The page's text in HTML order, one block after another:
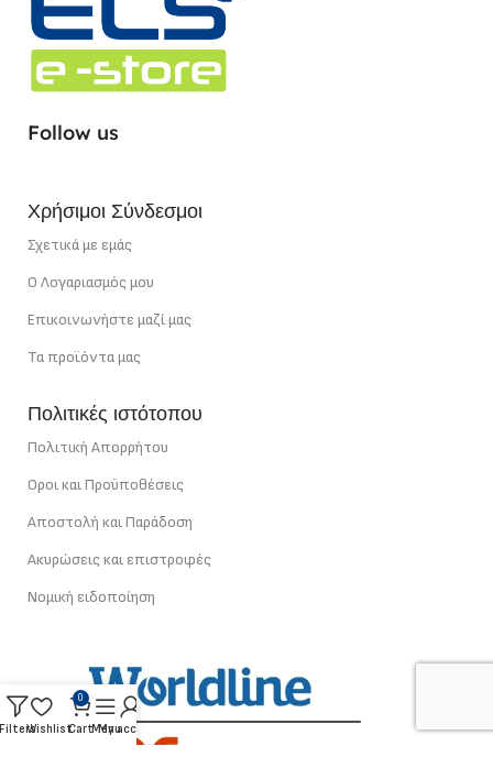
Follow us
Χρήσιμοι Σύνδεσμοι
Σχετικά με εμάς
Ο Λογαριασμός μου
Επικοινωνήστε μαζί μας
Τα προϊόντα μας
Πολιτικές ιστότοπου
Πολιτική Απορρήτου
Οροι και Προϋποθέσεις
Αποστολή και Παράδοση
Ακυρώσεις και επιστροφές
Νομική ειδοποίηση
FiltersWishlist
0
CartMenu
My account